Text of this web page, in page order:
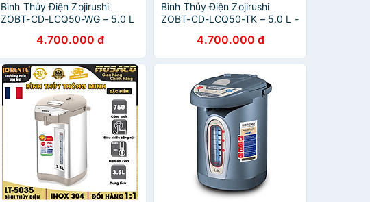
Bình Thủy Điện Zojirushi
ZOBT-CD-LCQ50-WG – 5.0 L
4.700.000 đ
Bình Thủy Điện Zojirushi
ZOBT-CD-LCQ50-TK – 5.0 L -
4.700.000 đ